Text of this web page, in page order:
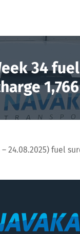
34 fuel
24.08.2025) fuel